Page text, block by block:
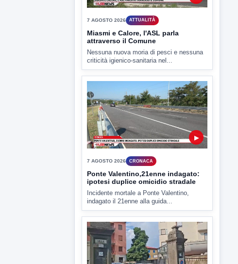
Italia
Il Benevento è pronto al debutto di Coppa
▶
7 AGOSTO 2026 ATTUALITÀ
Miasmi e Calore, l'ASL parla
attraverso il Comune
Nessuna nuova moria di pesci e nessuna
▶